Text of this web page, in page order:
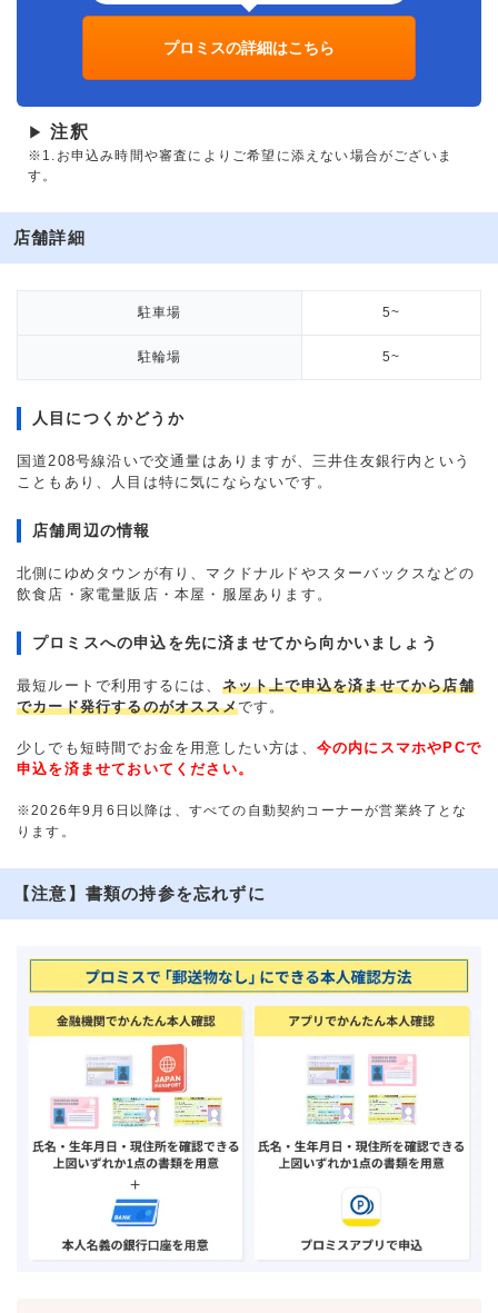
プロミスの詳細はこちら
▶ 注釈
※1.お申込み時間や審査によりご希望に添えない場合がございま
す。
店舗詳細
駐車場 5~
駐輪場 5~
人目につくかどうか
国道208号線沿いで交通量はありますが、三井住友銀行内という
こともあり、人目は特に気にならないです。
店舗周辺の情報
北側にゆめタウンが有り、マクドナルドやスターバックスなどの
飲食店・家電量販店・本屋・服屋あります。
プロミスへの申込を先に済ませてから向かいましょう
最短ルートで利用するには、 ネット上で申込を済ませてから店舗
でカード発行するのがオススメです。
少しでも短時間でお金を用意したい方は、 今の内にスマホやPCで
申込を済ませておいてください。
※2026年9月6日以降は、すべての自動契約コーナーが営業終了とな
ります。
【注意】書類の持参を忘れずに